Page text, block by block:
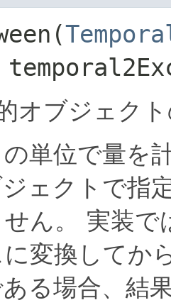
オブジェク
単位で量を
ェクトで指
ん。
実装で
変換してか
る場合、結